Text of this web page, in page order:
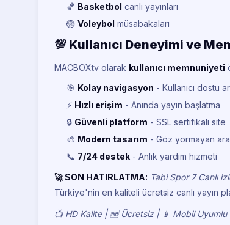
🏀 Basketbol canlı yayınları
🏐 Voleybol müsabakaları
💯 Kullanıcı Deneyimi ve
MACBOXtv olarak kullanıcı memnuniyeti
🎯 Kolay navigasyon - Kullanıcı dostu
⚡ Hızlı erişim - Anında yayın başlatma
🔒 Güvenli platform - SSL sertifikalı site
🎨 Modern tasarım - Göz yormayan
📞 7/24 destek - Anlık yardım hizmeti
🚀 SON HATIRLATMA: Tabi Spor 7 Canlı
Türkiye'nin en kaliteli ücretsiz canlı yayın
📺 HD Kalite | 🆓 Ücretsiz | 📱 Mobil Uyumlu |